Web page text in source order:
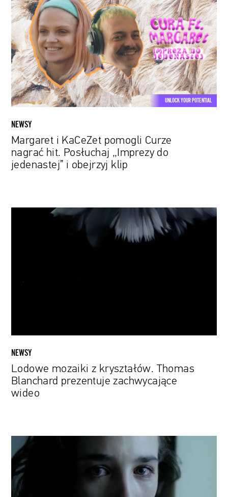
KaCeZet
pomogli
Curze
nagrać
hit.
Posłuchaj
„Imprezy
do
jedenastej”
i
klip
UNLOCK YOUR POTENTIAL
NEWSY
Margaret i KaCeZet pomogli Curze
nagrać hit. Posłuchaj „Imprezy do
jedenastej” i obejrzyj klip
NEWSY
Lodowe mozaiki z kryształów. Thomas
Blanchard prezentuje zachwycające
wideo
„Opętanie"
Andrzeja
Żuławskiego
powróci
do